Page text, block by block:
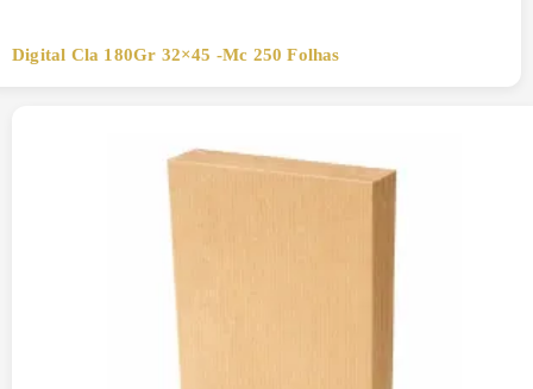
Digital Cla 180Gr 32×45 -Mc 250 Folhas